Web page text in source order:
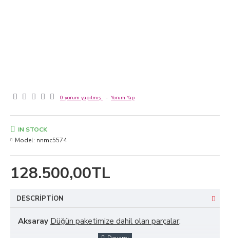
0 yorum yapılmış. - Yorum Yap
128.500,00TL
IN STOCK
Model: nnmc5574
DESCRIPTION
Aksaray Düğün paketimize dahil olan parçalar;